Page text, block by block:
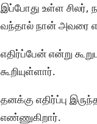
இப்போது உள்ள சிலர்,
வந்தால் நான் அவரை
எதிர்ப்பேன் என்று
கூறியுள்ளார்.
தனக்கு எதிர்ப்பு
எண்ணுகிறார்.